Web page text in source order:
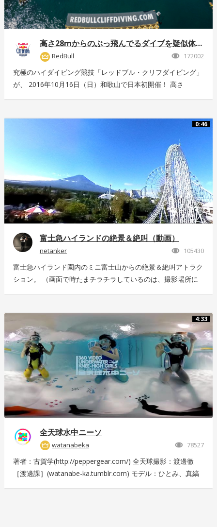
高さ28mからのぶっ飛んでるダイブを疑似体験！
RedBull 172002
究極のハイダイビング競技「レッドブル・クリフダイビング」
が、 2016年10月16日（日）和歌山で日本初開催！ 高さ
こちら：http://www.redbull.com/cliff-diving
0:46
富士急ハイランドの絶景＆絶叫（動画）
netanker 105430
富士急ハイランド園内のミニ富士山からの絶景＆絶叫アトラク
ション。 （画面で時たまチラチラしているのは、撮影場所に
4125-4c14-9883-5751e4eaac33 後日外周を回っている「ドド
ンパ」が「ド・ドドンパ」に変わりました。リニューアル後に
再撮影した映像はこちら
https://store.hacosco.com/movies/4fcb52df-b1c8-41ba-
9e69-c14eef62ea6b
4:33
全天球水中ニーソ
watanabeka 78527
著者：古賀学(http://peppergear.com/) 全天球撮影：渡邊徹
［渡邊課］(watanabe-ka.tumblr.com) モデル：ひとみ、真縞